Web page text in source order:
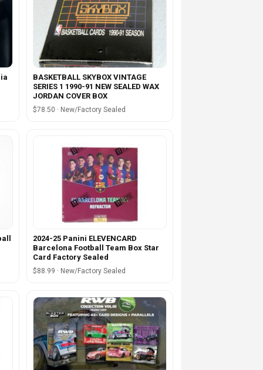
BASKETBALL SKYBOX VINTAGE
SERIES 1 1990-91 NEW SEALED WAX
JORDAN COVER BOX
$78.50 · New/Factory Sealed
2024-25 Panini ELEVENCARD
Barcelona Football Team Box Star
Card Factory Sealed
$88.99 · New/Factory Sealed